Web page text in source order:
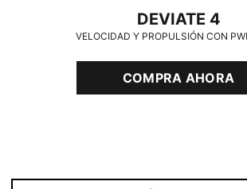
DEVIATE 4
VELOCIDAD Y PROPULSIÓN CON
COMPRA AHORA